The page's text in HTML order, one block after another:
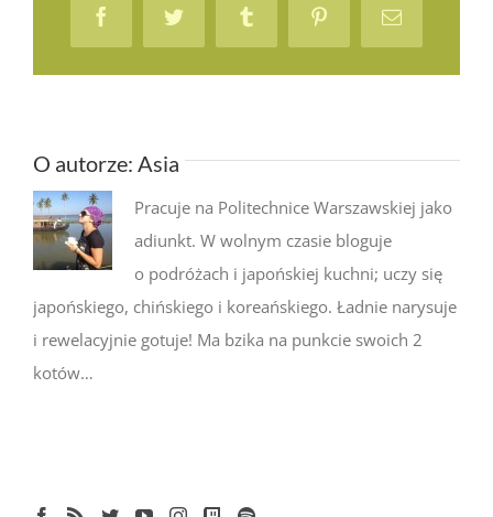
FacebookTwitter Tumblr PinterestEmail
O autorze: Asia
Pracuje na Politechnice Warszawskiej jako
adiunkt. W wolnym czasie bloguje
o podróżach i japońskiej kuchni; uczy się
japońskiego, chińskiego i koreańskiego. Ładnie narysuje
i rewelacyjnie gotuje! Ma bzika na punkcie swoich 2
kotów…